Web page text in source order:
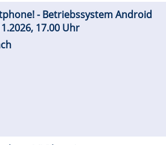
- Betriebssystem Android
17.00 Uhr